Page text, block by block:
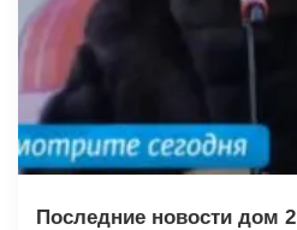
Последние новости дом